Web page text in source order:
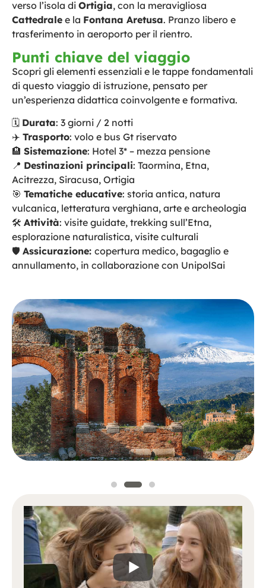
verso l’isola di Ortigia, con la meravigliosa
Cattedrale e la Fontana Aretusa. Pranzo libero e
trasferimento in aeroporto per il rientro.
Punti chiave del viaggio
Scopri gli elementi essenziali e le tappe fondamentali
di questo viaggio di istruzione, pensato per
un’esperienza didattica coinvolgente e formativa.
🗓 Durata: 3 giorni / 2 notti
✈️ Trasporto: volo e bus Gt riservato
🏨 Sistemazione: Hotel 3* – mezza pensione
📍 Destinazioni principali: Taormina, Etna,
Acitrezza, Siracusa, Ortigia
🎯 Tematiche educative: storia antica, natura
vulcanica, letteratura verghiana, arte e archeologia
🛠 Attività: visite guidate, trekking sull’Etna,
esplorazione naturalistica, visite culturali
🛡 Assicurazione: copertura medico, bagaglio e
annullamento, in collaborazione con UnipolSai